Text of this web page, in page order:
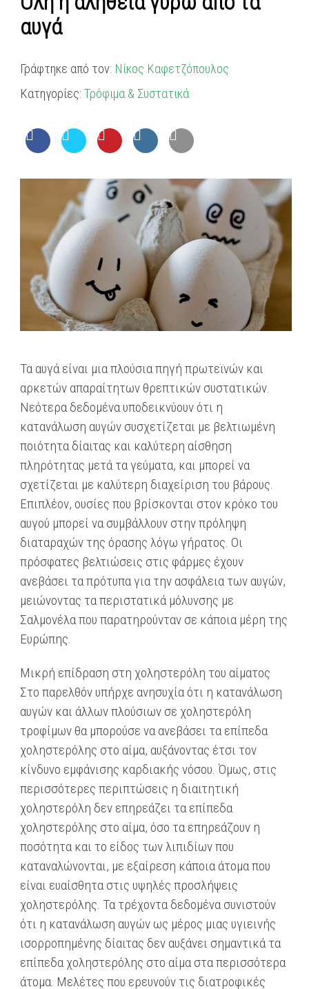
αυγά
Γράφτηκε από τον: Νίκος Καφετζόπουλος
Κατηγορίες:Τρόφιμα & Συστατικά
Τα αυγά είναι μια πλούσια πηγή πρωτεϊνών και
αρκετών απαραίτητων θρεπτικών συστατικών.
Νεότερα δεδομένα υποδεικνύουν ότι η
κατανάλωση αυγών συσχετίζεται με βελτιωμένη
ποιότητα δίαιτας και καλύτερη αίσθηση
πληρότητας μετά τα γεύματα, και μπορεί να
σχετίζεται με καλύτερη διαχείριση του βάρους.
Επιπλέον, ουσίες που βρίσκονται στον κρόκο του
αυγού μπορεί να συμβάλλουν στην πρόληψη
διαταραχών της όρασης λόγω γήρατος. Οι
πρόσφατες βελτιώσεις στις φάρμες έχουν
ανεβάσει τα πρότυπα για την ασφάλεια των αυγών,
μειώνοντας τα περιστατικά μόλυνσης με
Σαλμονέλα που παρατηρούνταν σε κάποια μέρη της
Ευρώπης.
Μικρή επίδραση στη χοληστερόλη του αίματος
Στο παρελθόν υπήρχε ανησυχία ότι η κατανάλωση
αυγών και άλλων πλούσιων σε χοληστερόλη
τροφίμων θα μπορούσε να ανεβάσει τα επίπεδα
χοληστερόλης στο αίμα, αυξάνοντας έτσι τον
κίνδυνο εμφάνισης καρδιακής νόσου. Όμως, στις
περισσότερες περιπτώσεις η διαιτητική
χοληστερόλη δεν επηρεάζει τα επίπεδα
χοληστερόλης στο αίμα, όσο τα επηρεάζουν η
ποσότητα και το είδος των λιπιδίων που
καταναλώνονται, με εξαίρεση κάποια άτομα που
είναι ευαίσθητα στις υψηλές προσλήψεις
χοληστερόλης. Τα τρέχοντα δεδομένα συνιστούν
ότι η κατανάλωση αυγών ως μέρος μιας υγιεινής
ισορροπημένης δίαιτας δεν αυξάνει σημαντικά τα
επίπεδα χοληστερόλης στο αίμα στα περισσότερα
άτομα. Μελέτες που ερευνούν τις διατροφικές